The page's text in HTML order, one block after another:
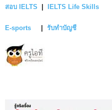
สอบ IELTS | IELTS Life Skills
E-sports | รับทำบัญชี